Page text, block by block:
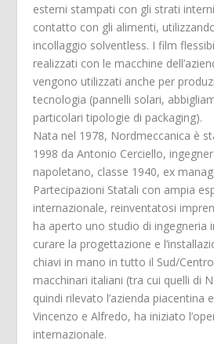
esterni stampati con gli strati
contatto con gli alimenti,
incollaggio solventless. I film
realizzati con le macchine
vengono utilizzati anche per
tecnologia (pannelli solari,
particolari tipologie di packaging).
Nata nel 1978, Nordmeccanica è
1998 da Antonio Cerciello,
napoletano, classe 1940, ex
Partecipazioni Statali con ampia
internazionale, reinventatosi
ha aperto uno studio di ingegneria
curare la progettazione e
chiavi in mano in tutto il Sud/
macchinari italiani (tra cui quelli di
quindi rilevato l’azienda piacentina
Vincenzo e Alfredo, ha iniziato
internazionale.